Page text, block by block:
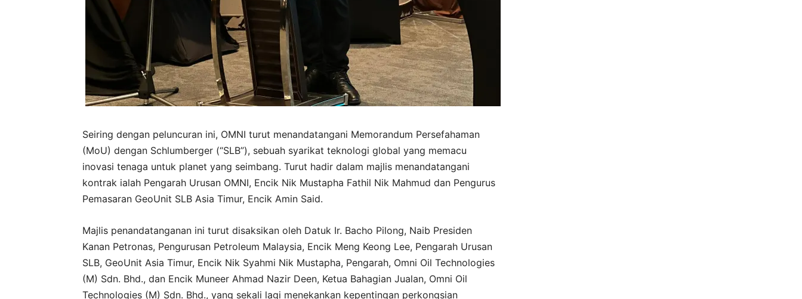
Seiring dengan peluncuran ini, OMNI turut menandatangani Memorandum Persefahaman
(MoU) dengan Schlumberger (“SLB”), sebuah syarikat teknologi global yang memacu
inovasi tenaga untuk planet yang seimbang. Turut hadir dalam majlis menandatangani
kontrak ialah Pengarah Urusan OMNI, Encik Nik Mustapha Fathil Nik Mahmud dan Pengurus
Pemasaran GeoUnit SLB Asia Timur, Encik Amin Said.
Majlis penandatanganan ini turut disaksikan oleh Datuk Ir. Bacho Pilong, Naib Presiden
Kanan Petronas, Pengurusan Petroleum Malaysia, Encik Meng Keong Lee, Pengarah Urusan
SLB, GeoUnit Asia Timur, Encik Nik Syahmi Nik Mustapha, Pengarah, Omni Oil Technologies
(M) Sdn. Bhd., dan Encik Muneer Ahmad Nazir Deen, Ketua Bahagian Jualan, Omni Oil
Technologies (M) Sdn. Bhd., yang sekali lagi menekankan kepentingan perkongsian